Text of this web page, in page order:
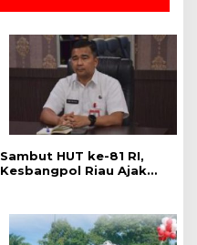
Sambut HUT ke-81 RI,
Kesbangpol Riau Ajak